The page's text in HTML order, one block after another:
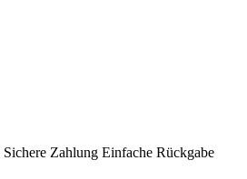
Sichere Zahlung Einfache Rückgabe